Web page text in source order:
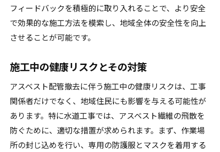
フィードバックを積極的に取り入れることで、より安全
で効果的な施工方法を模索し、地域全体の安全性を向上
させることが可能です。
施工中の健康リスクとその対策
アスベスト配管撤去に伴う施工中の健康リスクは、工事
関係者だけでなく、地域住民にも影響を与える可能性が
あります。特に水道工事では、アスベスト繊維の飛散を
防ぐために、適切な措置が求められます。まず、作業場
所の封じ込めを行い、専用の防護服とマスクを着用する